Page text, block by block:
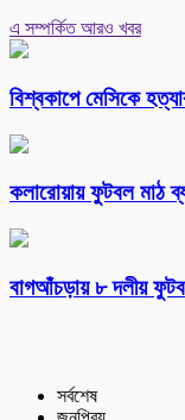
এ সম্পর্কিত আরও খবর
বিশ্বকাপে মেসিকে
কলারোয়ায় ফুটবল মাঠ
বাগআঁচড়ায় ৮ দলীয়
সর্বশেষ